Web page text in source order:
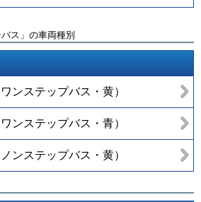
ス」の車両種別
ンステップバス・黄）
ンステップバス・青）
ンステップバス・黄）